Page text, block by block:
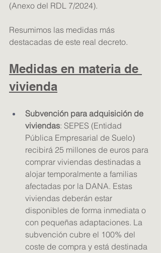
(Anexo del RDL 7/2024).
Resumimos las medidas más
destacadas de este real decreto.
Medidas en materia de
vivienda
Subvención para adquisición de
viviendas: SEPES (Entidad
Pública Empresarial de Suelo)
recibirá 25 millones de euros para
comprar viviendas destinadas a
alojar temporalmente a familias
afectadas por la DANA. Estas
viviendas deberán estar
disponibles de forma inmediata o
con pequeñas adaptaciones. La
subvención cubre el 100% del
coste de compra y está destinada